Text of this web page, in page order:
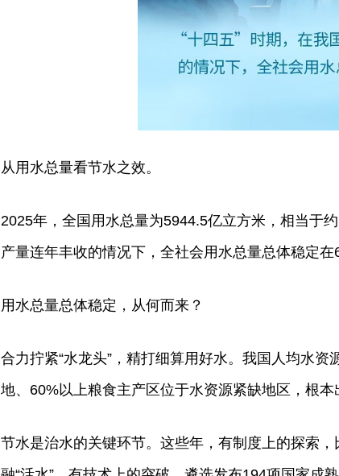
从用水总量看节水之效。
2025年，全国用水总量为5944.5亿立方米，相当于
产量连年丰收的情况下，全社会用水总量总体稳定在
用水总量总体稳定，从何而来？
合力拧紧“水龙头”，精打细算用好水。我国人均水
地、60%以上粮食主产区位于水资源紧缺地区，根本
节水是治水的关键环节。这些年，有制度上的探索，